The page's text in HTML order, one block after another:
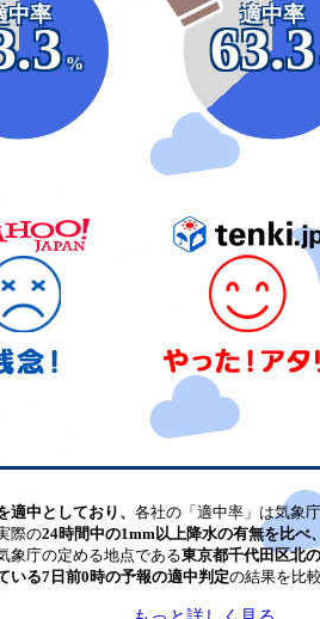
中率
%
適中率
中としており、 各社の「適中率」は気象
際の24時間中の1mm以上降水の有無を比べ、
象庁の定める地点である東京都千代田区北
いる7日前0時の予報の適中判定の結果を比